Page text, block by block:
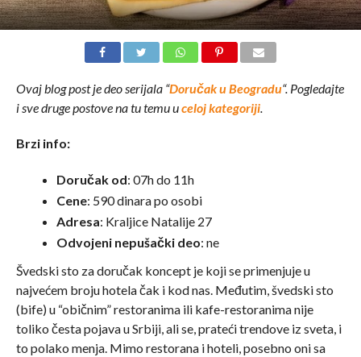
Ovaj blog post je deo serijala “Doručak u Beogradu“. Pogledajte
i sve druge postove na tu temu uceloj kategoriji.
Brzi info:
Doručak od: 07h do 11h
Cene: 590 dinara po osobi
Adresa: Kraljice Natalije 27
Odvojeni nepušački deo: ne
Švedski sto za doručak koncept je koji se primenjuje u
najvećem broju hotela čak i kod nas. Međutim, švedski sto
(bife) u “običnim” restoranima ili kafe-restoranima nije
toliko česta pojava u Srbiji, ali se, prateći trendove iz sveta, i
to polako menja. Mimo restorana i hoteli, posebno oni sa